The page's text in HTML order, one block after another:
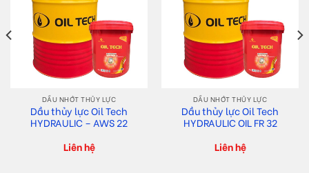
DẦU NHỚT THỦY LỰC
Dầu thủy lực Oil Tech
HYDRAULIC – AWS 22
Liên hệ
DẦU NHỚT THỦY LỰC
Dầu thủy lực Oil Tech
HYDRAULIC OIL FR 32
Liên hệ